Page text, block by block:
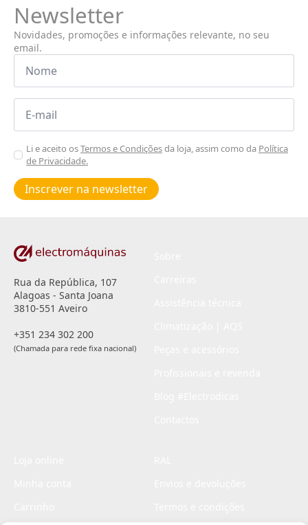
Newsletter
Novidades, promoções e informações relevante, no seu
email.
Nome
Email
Aceitar
Poiticas
de
privacidade
Li e aceito osTermos e Condiçõesda loja, assim como da Política
de Privacidade.
Inscrever na newsletter
Rua da República, 107
Alagoas - Santa Joana
3810-551 Aveiro
+351 234 302 200
(Chamada para rede fixa nacional)